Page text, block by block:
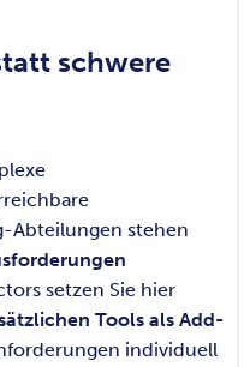
schwere
Abteilungen stehen
setzen Sie hier
Tools als Add-
individuell